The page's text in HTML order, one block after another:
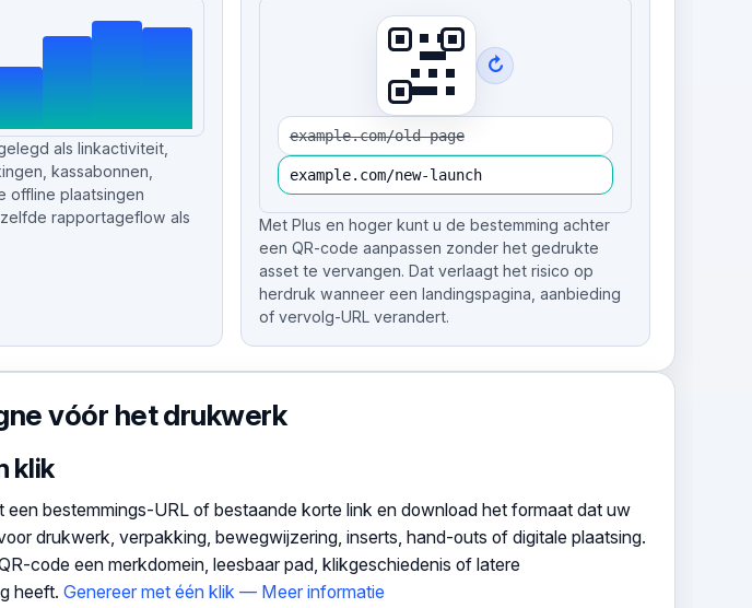
als linkactiviteit,
kassabonnen,
offline plaatsingen
rapportageflow als
↻
example.com/old-page
example.com/new-launch
Met Plus en hoger kunt u de bestemming achter
een QR-code aanpassen zonder het gedrukte
asset te vervangen. Dat verlaagt het risico op
herdruk wanneer een landingspagina, aanbieding
of vervolg-URL verandert.
vóór het drukwerk
klik
een bestemmings-URL of bestaande korte link en download het formaat dat uw
drukwerk, verpakking, bewegwijzering, inserts, hand-outs of digitale plaatsing.
code een merkdomein, leesbaar pad, klikgeschiedenis of latere
heeft. Genereer met één klik — Meer informatie